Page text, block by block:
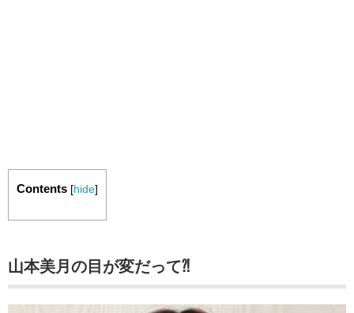
Contents [hide]
山本美月の目が変だって⁈